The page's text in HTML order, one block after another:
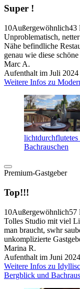
Super !
10Außergewöhnlich43
Unproblematisch,
Nähe befindliche
genau wie diese
Marc A.
Aufenthalt im Juli 2024
Weitere Infos zu
Bachrauschen
Premium-Gastgeber
Top!!!
10Außergewöhnlich57
Tolles Studio mit viel
man braucht, swhr
unkomplizierte
Marina R.
Aufenthalt im Juni 2024
Weitere Infos zu
Bergblick und